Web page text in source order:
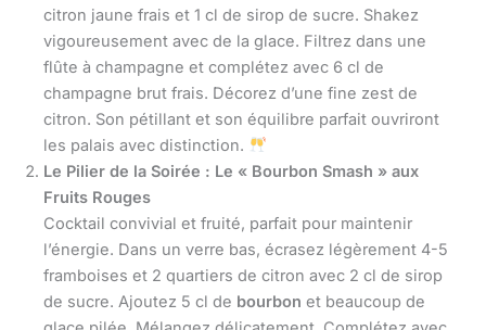
citron jaune frais et 1 cl de sirop de sucre. Shakez
vigoureusement avec de la glace. Filtrez dans une
flûte à champagne et complétez avec 6 cl de
champagne brut frais. Décorez d’une fine zest de
citron. Son pétillant et son équilibre parfait ouvriront
les palais avec distinction.
Le Pilier de la Soirée : Le « Bourbon Smash » aux
Fruits Rouges
Cocktail convivial et fruité, parfait pour maintenir
l’énergie. Dans un verre bas, écrasez légèrement 4-5
framboises et 2 quartiers de citron avec 2 cl de sirop
de sucre. Ajoutez 5 cl de bourbon et beaucoup de